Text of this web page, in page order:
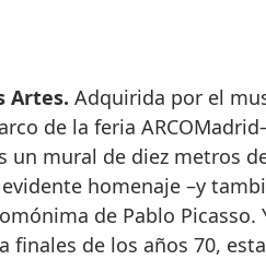
Artes. Adquirida por el
de la feria
un mural de diez metros
homenaje –y
de Pablo Picasso.
finales de los años 70,